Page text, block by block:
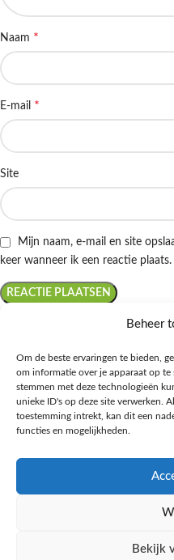
Beheer
Om de beste ervaringen te bieden,
om informatie over je apparaat op
stemmen met deze technologieën
unieke ID's op deze site verwerken.
toestemming intrekt, kan dit een
functies en mogelijkheden.
Bekijk
Naam *
E-mail *
Site
Mijn naam, e-mail en site
keer wanneer ik een reactie plaats.
Ontdek de beste keto-vriendelijke
kennis met onze diepgaande
favoriete keto recepten in onze